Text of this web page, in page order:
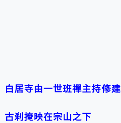
白居寺由一世班禪主持修建
古刹掩映在宗山之下